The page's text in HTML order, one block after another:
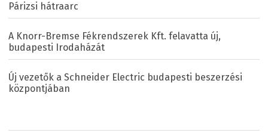
Párizsi hátraarc
A Knorr-Bremse Fékrendszerek Kft. felavatta új,
budapesti Irodaházát
Új vezetők a Schneider Electric budapesti beszerzési
központjában